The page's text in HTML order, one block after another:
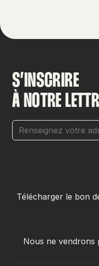
S’INSCRIRE
À NOTRE
Télécharger le bon
Nous ne vendrons